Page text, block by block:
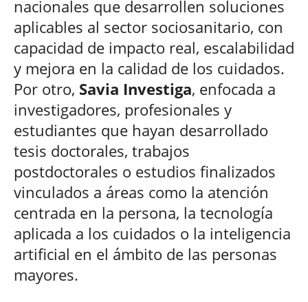
nacionales que desarrollen soluciones
aplicables al sector sociosanitario, con
capacidad de impacto real, escalabilidad
y mejora en la calidad de los cuidados.
Por otro, Savia Investiga, enfocada a
investigadores, profesionales y
estudiantes que hayan desarrollado
tesis doctorales, trabajos
postdoctorales o estudios finalizados
vinculados a áreas como la atención
centrada en la persona, la tecnología
aplicada a los cuidados o la inteligencia
artificial en el ámbito de las personas
mayores.